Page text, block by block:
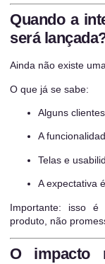
Quando a
será
Ainda não existe
O que já se sabe:
Alguns
A
Telas e
A expectativa
Importante: isso é
produto, não
O impacto